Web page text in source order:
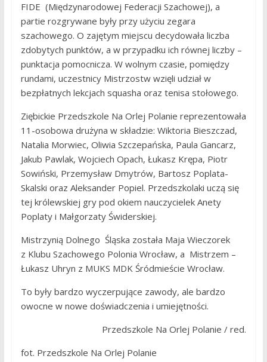
FIDE (Międzynarodowej Federacji Szachowej), a
partie rozgrywane były przy użyciu zegara
szachowego. O zajętym miejscu decydowała liczba
zdobytych punktów, a w przypadku ich równej liczby –
punktacja pomocnicza. W wolnym czasie, pomiędzy
rundami, uczestnicy Mistrzostw wzięli udział w
bezpłatnych lekcjach squasha oraz tenisa stołowego.
Ziębickie Przedszkole Na Orlej Polanie reprezentowała
11-osobowa drużyna w składzie: Wiktoria Bieszczad,
Natalia Morwiec, Oliwia Szczepańska, Paula Gancarz,
Jakub Pawlak, Wojciech Opach, Łukasz Krępa, Piotr
Sowiński, Przemysław Dmytrów, Bartosz Poplata-
Skalski oraz Aleksander Popiel. Przedszkolaki uczą się
tej królewskiej gry pod okiem nauczycielek Anety
Poplaty i Małgorzaty Świderskiej.
Mistrzynią Dolnego Śląska została Maja Wieczorek
z Klubu Szachowego Polonia Wrocław, a Mistrzem –
Łukasz Uhryn z MUKS MDK Śródmieście Wrocław.
To były bardzo wyczerpujące zawody, ale bardzo
owocne w nowe doświadczenia i umiejętności.
Przedszkole Na Orlej Polanie / red.
fot. Przedszkole Na Orlej Polanie